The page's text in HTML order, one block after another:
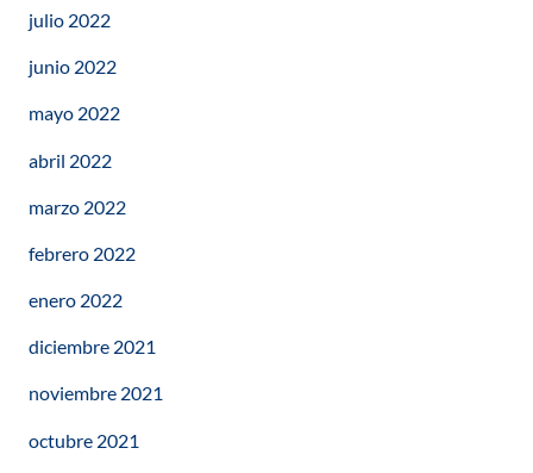
julio 2022
junio 2022
mayo 2022
abril 2022
marzo 2022
febrero 2022
enero 2022
diciembre 2021
noviembre 2021
octubre 2021